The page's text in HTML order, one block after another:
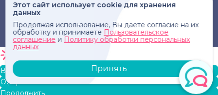
Этот сайт использует cookie для хранения
данных
Продолжая использование, Вы даете согласие на их
обработку и принимаете Пользовательское
соглашение и Политику обработки персональных
данных
Принять
Информация, представленная на сайте, не может быть
использована для постановки диагноза, назначения
лечения и не заменяет прием врача.
В корзину
Оформление заказа
Продолжить